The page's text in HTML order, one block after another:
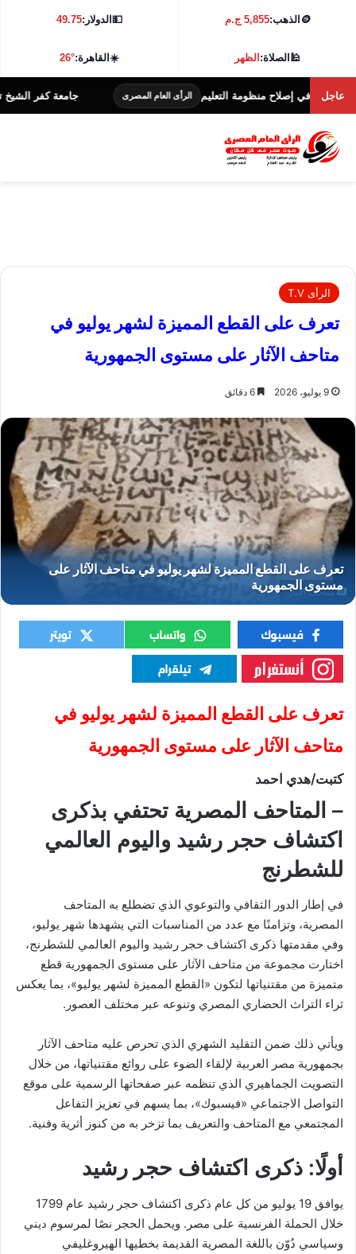
🪙 الذهب:5,855 ج.م 💵الدولار:49.75
🕌الصلاة:الظهر ☀️القاهرة:26°
عاجل
منظومة التعليم الرأى العام المصرى جامعة كفر الشيخ تطلق هاكاثون الابتكار في الحوسبة
الرأى T.V
تعرف على القطع المميزة لشهر يوليو في
متاحف الآثار على مستوى الجمهورية
9 يوليو، 2026
متاحف الآثار
تعرف على القطع المميزة لشهر يوليو في
متاحف الآثار على مستوى الجمهورية
كتبت/هدي احمد
– المتاحف المصرية تحتفي بذكرى
اكتشاف حجر رشيد واليوم العالمي
للشطرنج
في إطار الدور الثقافي والتوعوي الذي تضطلع به المتاحف
المصرية، وتزامنًا مع عدد من المناسبات التي يشهدها شهر يوليو،
وفي مقدمتها ذكرى اكتشاف حجر رشيد واليوم العالمي للشطرنج،
اختارت مجموعة من متاحف الآثار على مستوى الجمهورية قطع
متميزة من مقتنياتها لتكون «القطع المميزة لشهر يوليو»، بما يعكس
ثراء التراث الحضاري المصري وتنوعه عبر مختلف العصور.
ويأتي ذلك ضمن التقليد الشهري الذي تحرص عليه متاحف الآثار
بجمهورية مصر العربية لإلقاء الضوء على روائع مقتنياتها، من خلال
التصويت الجماهيري الذي تنظمه عبر صفحاتها الرسمية على موقع
التواصل الاجتماعي «فيسبوك»، بما يسهم في تعزيز التفاعل
المجتمعي مع المتاحف والتعريف بما تزخر به من كنوز أثرية وفنية.
أولًا: ذكرى اكتشاف حجر رشيد
يوافق 19 يوليو من كل عام ذكرى اكتشاف حجر رشيد عام 1799
خلال الحملة الفرنسية على مصر. ويحمل الحجر نصًا لمرسوم ديني
وسياسي دُوّن باللغة المصرية القديمة بخطيها الهيروغليفي